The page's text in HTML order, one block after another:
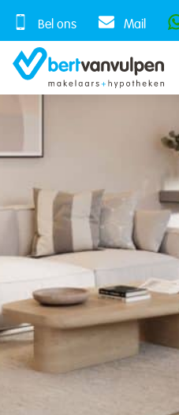
content
Bel ons Mail